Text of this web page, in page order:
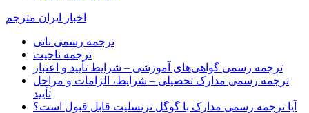
اخبار ایران مترجم
ترجمه رسمی ناتی
ترجمه ناجیت
ترجمه رسمی گواهی‌های آموزشی – شرایط تأیید و اعتبار
ترجمه رسمی مدارک تحصیلی – شرایط، الزامات و مراحل
تأیید
آیا ترجمه رسمی مدارک با گوگل ترنسلیت قابل قبول است؟